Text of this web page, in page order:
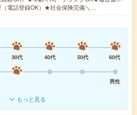
（電話登録OK）★社会保険完備＼…
30代 40代 50代
60代
男性
もっと見る